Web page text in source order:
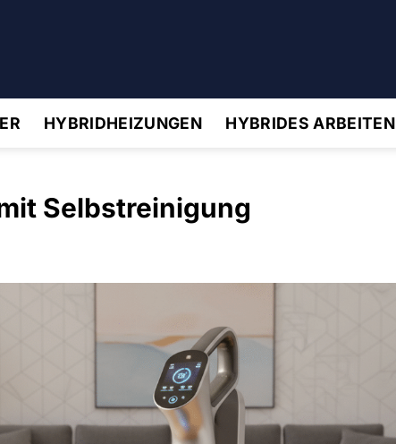
HYBRIDHEIZUNGEN HYBRIDES ARBEITEN
Selbstreinigung